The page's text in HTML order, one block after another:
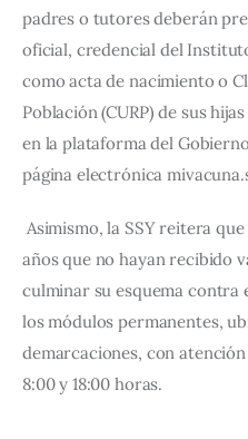
padres o tutores deberán
oficial, credencial del
como acta de nacimiento o
Población (CURP) de sus
en la plataforma del
página electrónica
Asimismo, la SSY reitera
años que no hayan recibido
culminar su esquema contra
los módulos permanentes,
demarcaciones, con
8:00 y 18:00 horas.